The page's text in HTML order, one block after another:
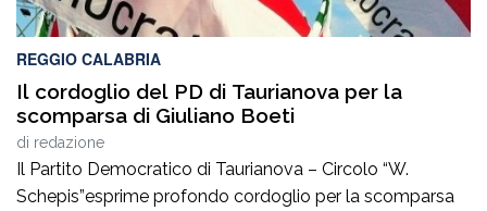
REGGIO CALABRIA
Il cordoglio del PD di Taurianova per la
scomparsa di Giuliano Boeti
di redazione
Il Partito Democratico di Taurianova – Circolo “W.
Schepis”esprime profondo cordoglio per la scomparsa